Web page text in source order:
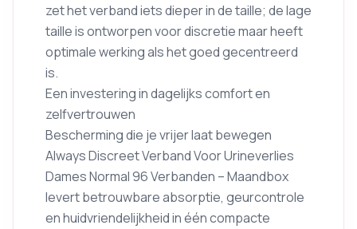
zet het verband iets dieper in de taille; de lage
taille is ontworpen voor discretie maar heeft
optimale werking als het goed gecentreerd
is.
Een investering in dagelijks comfort en
zelfvertrouwen
Bescherming die je vrijer laat bewegen
Always Discreet Verband Voor Urineverlies
Dames Normal 96 Verbanden – Maandbox
levert betrouwbare absorptie, geurcontrole
en huidvriendelijkheid in één compacte